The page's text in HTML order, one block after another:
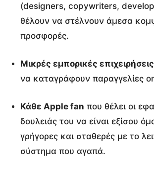
Β
(designers, copywriters,
θέλουν να στέλνουν άμεσα
προσφορές.
Μικρές εμπορικές επιχειρήσεις
να καταγράφουν παραγγελίες
Κάθε Apple fan που θέλει οι
δουλειάς του να είναι εξίσου
γρήγορες και σταθερές με το
σύστημα που αγαπά.